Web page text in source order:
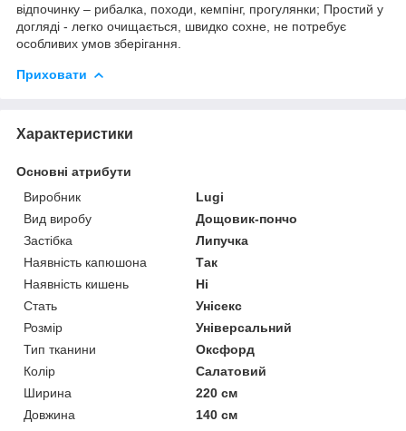
відпочинку – рибалка, походи, кемпінг, прогулянки; Простий у
догляді - легко очищається, швидко сохне, не потребує
особливих умов зберігання.
Приховати
Характеристики
Основні атрибути
Виробник
Lugi
Вид виробу
Дощовик-пончо
Застібка
Липучка
Наявність капюшона
Так
Наявність кишень
Ні
Стать
Унісекс
Розмір
Універсальний
Тип тканини
Оксфорд
Колір
Салатовий
Ширина
220 см
Довжина
140 см